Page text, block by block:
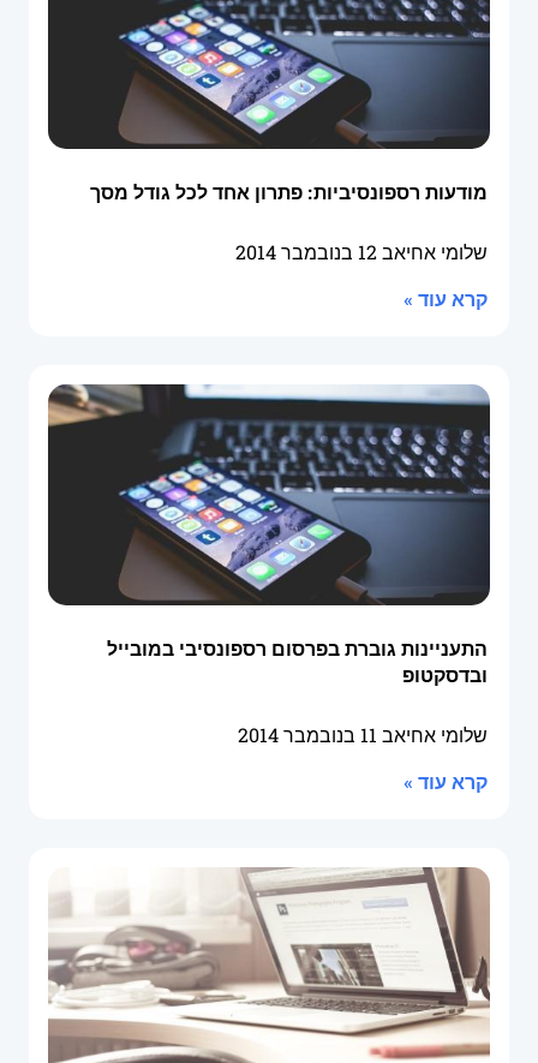
מודעות רספונסיביות: פתרון אחד לכל גודל מסך
שלומי אחיאב12 בנובמבר 2014
קרא עוד »
התעניינות גוברת בפרסום רספונסיבי במובייל
ובדסקטופ
שלומי אחיאב 11 בנובמבר 2014
קרא עוד »